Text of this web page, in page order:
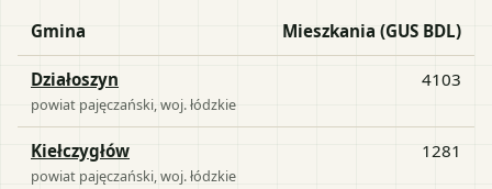
Gmina Mieszkania (GUS BDL)
Działoszyn
powiat pajęczański , woj.łódzkie
4103
Kiełczygłów
powiat pajęczański , woj.łódzkie
1281